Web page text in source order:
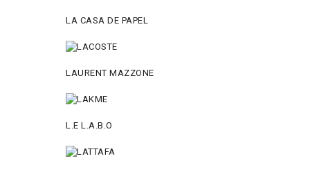
LA CASA DE PAPEL
LAURENT MAZZONE
L.E L.A.B.O